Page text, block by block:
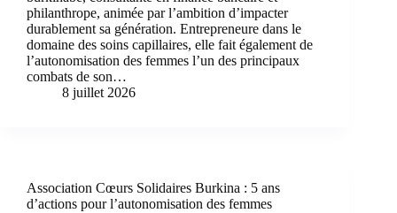
philanthrope, animée par l’ambition d’impacter
durablement sa génération. Entrepreneure dans le
domaine des soins capillaires, elle fait également de
l’autonomisation des femmes l’un des principaux
combats de son…
8 juillet 2026
Association Cœurs Solidaires Burkina : 5 ans
d’actions pour l’autonomisation des femmes